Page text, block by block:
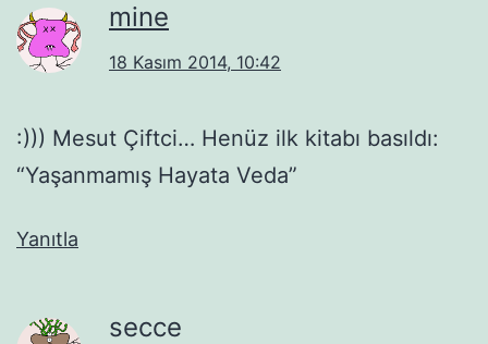
mine
18 Kasım 2014, 10:42
:))) Mesut Çiftci… Henüz ilk kitabı basıldı:
“Yaşanmamış Hayata Veda”
Yanıtla
secce